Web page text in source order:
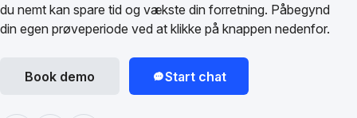
du nemt kan spare tid og vækste din forretning. Påbegynd
din egen prøveperiode ved at klikke på knappen nedenfor.
Book demo Start chat